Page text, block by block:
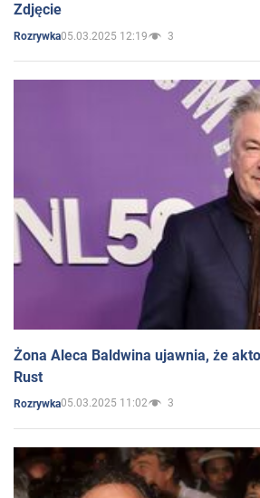
Zdjęcie
Rozrywka05.03.2025 12:19 3
Żona Aleca Baldwina ujawnia, że
Rust
Rozrywka05.03.2025 11:02 3